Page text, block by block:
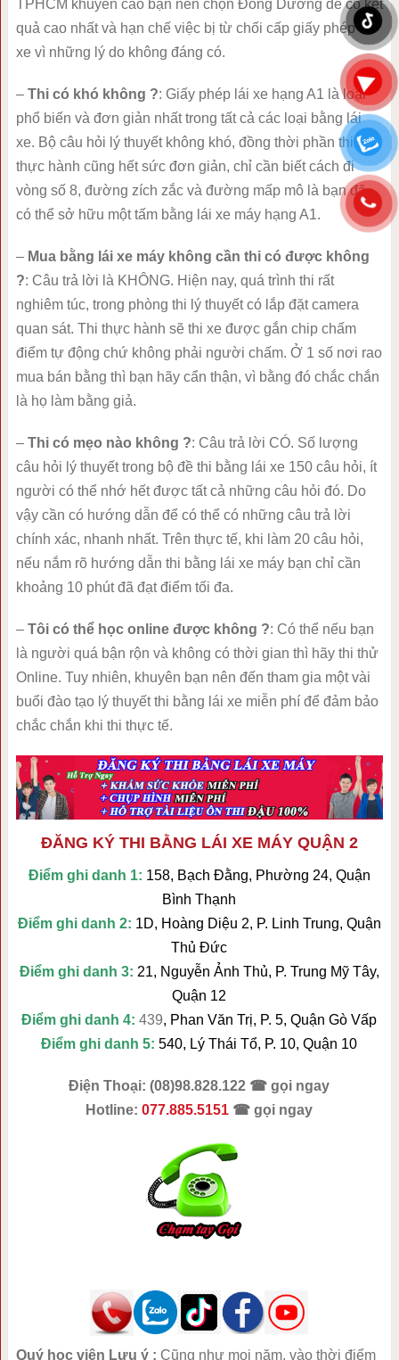
TPHCM khuyến cáo bạn nên chọn Đông Dương để có kết
quả cao nhất và hạn chế việc bị từ chối cấp giấy phép lái
xe vì những lý do không đáng có.
– Thi có khó không ?: Giấy phép lái xe hạng A1 là loại
phổ biến và đơn giản nhất trong tất cả các loại bằng lái
xe. Bộ câu hỏi lý thuyết không khó, đồng thời phần thi
thực hành cũng hết sức đơn giản, chỉ cần biết cách đi
vòng số 8, đường zích zắc và đường mấp mô là bạn đã
có thể sở hữu một tấm bằng lái xe máy hạng A1.
– Mua bằng lái xe máy không cần thi có được không
?: Câu trả lời là KHÔNG. Hiện nay, quá trình thi rất
nghiêm túc, trong phòng thi lý thuyết có lắp đặt camera
quan sát. Thi thực hành sẽ thi xe được gắn chip chấm
điểm tự động chứ không phải người chấm. Ở 1 số nơi rao
mua bán bằng thì bạn hãy cẩn thận, vì bằng đó chắc chắn
là họ làm bằng giả.
– Thi có mẹo nào không ?: Câu trả lời CÓ. Số lượng
câu hỏi lý thuyết trong bộ đề thi bằng lái xe 150 câu hỏi, ít
người có thể nhớ hết được tất cả những câu hỏi đó. Do
vậy cần có hướng dẫn để có thể có những câu trả lời
chính xác, nhanh nhất. Trên thực tế, khi làm 20 câu hỏi,
nếu nắm rõ hướng dẫn thi bằng lái xe máy bạn chỉ cần
khoảng 10 phút đã đạt điểm tối đa.
– Tôi có thể học online được không ?: Có thể nếu bạn
là người quá bận rộn và không có thời gian thì hãy thi thử
Online. Tuy nhiên, khuyên bạn nên đến tham gia một vài
buổi đào tạo lý thuyết thi bằng lái xe miễn phí để đảm bảo
chắc chắn khi thi thực tế.
ĐĂNG KÝ THI BẰNG LÁI XE MÁY QUẬN 2
Điểm ghi danh 1: 158, Bạch Đằng, Phường 24, Quận
Bình Thạnh
Điểm ghi danh 2: 1D, Hoàng Diệu 2, P. Linh Trung, Quận
Thủ Đức
Điểm ghi danh 3: 21, Nguyễn Ảnh Thủ, P. Trung Mỹ Tây,
Quận 12
Điểm ghi danh 4: 439, Phan Văn Trị, P. 5, Quận Gò Vấp
Điểm ghi danh 5: 540, Lý Thái Tổ, P. 10, Quận 10
Điện Thoại: (08)98.828.122 ☎ gọi ngay
Hotline:077.885.5151 ☎ gọi ngay
Quý học viên Lưu ý : Cũng như mọi năm, vào thời điểm